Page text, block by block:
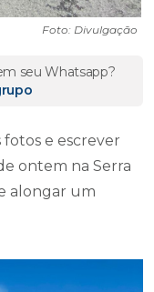
Foto: Divulgação
seu Whatsapp?
e escrever
ontem na Serra
alongar um